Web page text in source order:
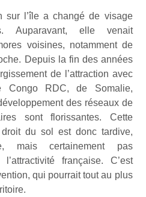
sur l’île a changé de visage
Auparavant, elle venait
voisines, notamment de
Depuis la fin des années
de l’attraction avec
Congo RDC, de Somalie,
des réseaux de
sont florissantes. Cette
du sol est donc tardive,
mais certainement pas
française. C’est
qui pourrait tout au plus